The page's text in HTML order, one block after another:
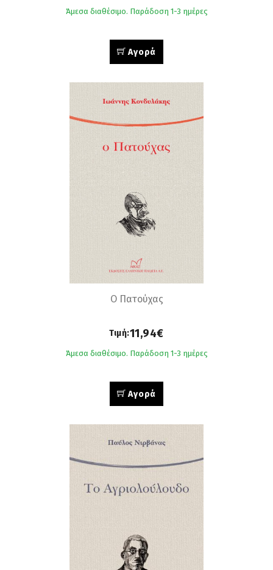
Άμεσα διαθέσιμο. Παράδοση 1-3 ημέρες
Αγορά
Ο Πατούχας
Τιμή:11,94€
Άμεσα διαθέσιμο. Παράδοση 1-3 ημέρες
Αγορά